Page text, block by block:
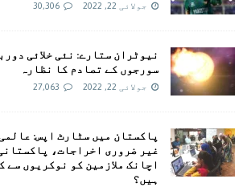
جولائی 22, 2022 30,306
نیوٹران ستارے: نئی خلائی
سورجوں کے تصادم کا نظارہ
جولائی 22, 2022 27,063
پاکستان میں سٹارٹ اپس:
غیر ضروری اخراجات،
اچانک ملازمین کو نوکریوں سے
ہیں؟